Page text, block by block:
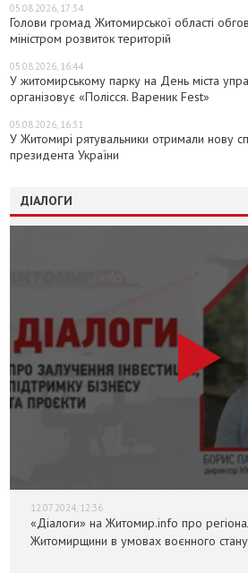
05.08.2026, 17:34
Голови громад Житомирської області
міністром розвиток територій
05.08.2026, 16:44
У житомирському парку на День міста
організовує «Полісся. Вареник Fest»
05.08.2026, 16:31
У Житомирі рятувальники отримали нову
президента України
ДІАЛОГИ
12.07.2024, 12:36
«Діалоги» на Житомир.info про
Житомирщини в умовах воєнного стану